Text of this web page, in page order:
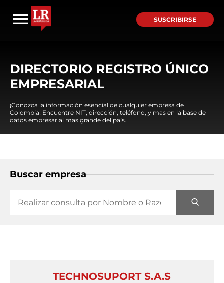
SUSCRIBIRSE
DIRECTORIO REGISTRO ÚNICO
EMPRESARIAL
¡Conozca la información esencial de cualquier empresa de
Colombia! Encuentre NIT, dirección, teléfono, y mas en la base de
datos empresarial mas grande del país.
Buscar empresa
TECHNOSUPORT S.A.S